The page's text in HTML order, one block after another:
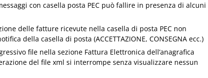
con casella posta PEC può fallire in presenza di alcuni
delle fatture ricevute nella casella di posta PEC non
della casella di posta (ACCETTAZIONE, CONSEGNA ecc.)
file nella sezione Fattura Elettronica dell’anagrafica
del file xml si interrompe senza visualizzare nessun